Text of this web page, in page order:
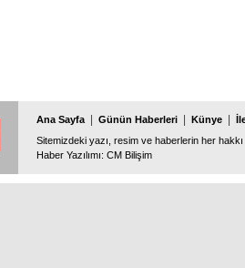
Ana Sayfa Günün Haberleri Künye
Sitemizdeki yazı, resim ve haberlerin her
Haber Yazılımı: CM Bilişim